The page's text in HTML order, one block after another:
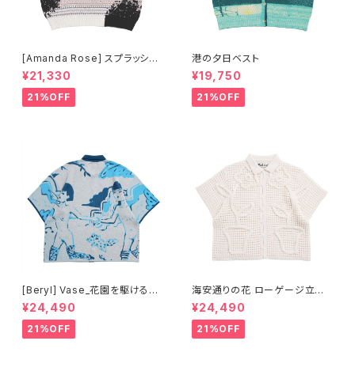
[Amanda Rose] スプラッシュ
インク風フェアアイル ベスト
¥21,330
21%OFF
港の夕日ベスト
¥19,750
21%OFF
[Beryl] Vase_花園を駆ける少
女 半袖ニットシャツ
¥24,490
21%OFF
海安通りの花 ローゲージ立体
オープンシャツ- アイボリー
¥24,490
21%OFF